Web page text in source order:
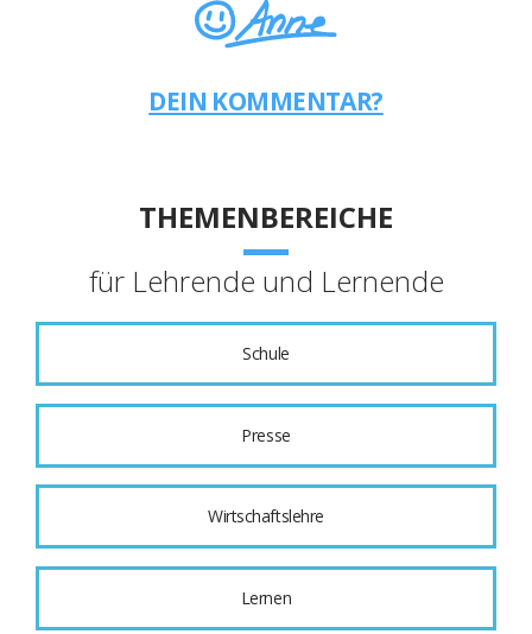
DEIN KOMMENTAR?
THEMENBEREICHE
für Lehrende und Lernende
Schule
Presse
Wirtschaftslehre
Lernen